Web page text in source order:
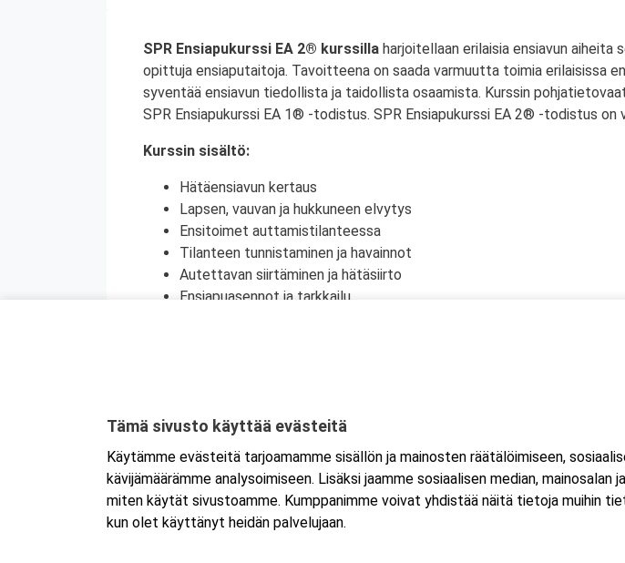
SPR Ensiapukurssi EA 2® kurssilla harjoitellaan erilaisia ensiavun aiheita
opittuja ensiaputaitoja. Tavoitteena on saada varmuutta toimia erilaisissa
syventää ensiavun tiedollista ja taidollista osaamista. Kurssin
SPR Ensiapukurssi EA 1® -todistus. SPR Ensiapukurssi EA 2® -todistus on
Kurssin sisältö:
Hätäensiavun kertaus​
Lapsen, vauvan ja hukkuneen elvytys​
Ensitoimet auttamistilanteessa​
Tilanteen tunnistaminen ja havainnot​
Autettavan siirtäminen ja hätäsiirto
Ensiapuasennot ja tarkkailu​
Kyseessä on etäkoulutus. Koulutus tapahtuu Microsoft Teams-
tai mobiililaitteelle erikseen. Mikäli haluat ladata Teams-sovelluksen,
Tarkemmat ohjeet lähetetään vahvistusviestissä.
Tämä sivusto käyttää evästeitä
Käytämme evästeitä tarjoamamme sisällön ja mainosten räätälöimiseen,
kävijämäärämme analysoimiseen. Lisäksi jaamme sosiaalisen median,
miten käytät sivustoamme. Kumppanimme voivat yhdistää näitä tietoja muihin
kun olet käyttänyt heidän palvelujaan.